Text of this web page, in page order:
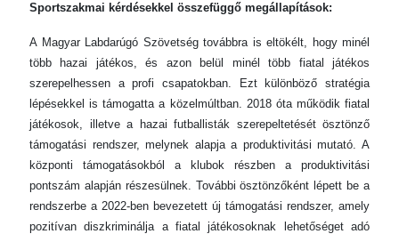
Sportszakmai kérdésekkel összefüggő megállapítások:
A Magyar Labdarúgó Szövetség továbbra is eltökélt, hogy minél
több hazai játékos, és azon belül minél több fiatal játékos
szerepelhessen a profi csapatokban. Ezt különböző stratégia
lépésekkel is támogatta a közelmúltban. 2018 óta működik fiatal
játékosok, illetve a hazai futballisták szerepeltetését ösztönző
támogatási rendszer, melynek alapja a produktivitási mutató. A
központi támogatásokból a klubok részben a produktivitási
pontszám alapján részesülnek. További ösztönzőként lépett be a
rendszerbe a 2022-ben bevezetett új támogatási rendszer, amely
pozitívan diszkriminálja a fiatal játékosoknak lehetőséget adó